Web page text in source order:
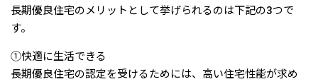
長期優良住宅のメリットとして挙げられるのは下記の3つで
す。
①快適に生活できる
長期優良住宅の認定を受けるためには、高い住宅性能が求め